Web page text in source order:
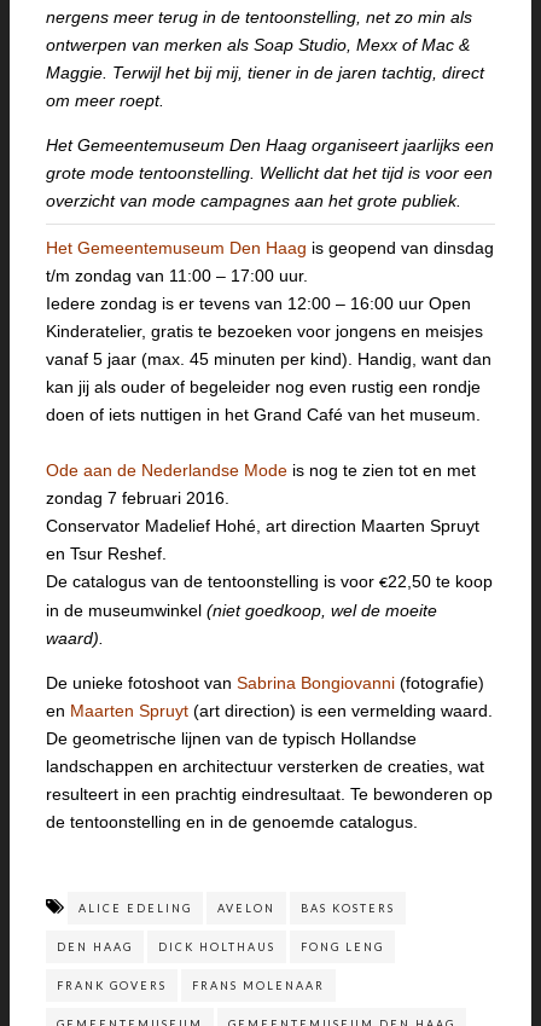
nergens meer terug in de tentoonstelling, net zo min als
ontwerpen van merken als Soap Studio, Mexx of Mac &
Maggie. Terwijl het bij mij, tiener in de jaren tachtig, direct
om meer roept.
Het Gemeentemuseum Den Haag organiseert jaarlijks een
grote mode tentoonstelling. Wellicht dat het tijd is voor een
overzicht van mode campagnes aan het grote publiek.
Het Gemeentemuseum Den Haag is geopend van dinsdag
t/m zondag van 11:00 – 17:00 uur.
Iedere zondag is er tevens van 12:00 – 16:00 uur Open
Kinderatelier, gratis te bezoeken voor jongens en meisjes
vanaf 5 jaar (max. 45 minuten per kind). Handig, want dan
kan jij als ouder of begeleider nog even rustig een rondje
doen of iets nuttigen in het Grand Café van het museum.
Ode aan de Nederlandse Mode is nog te zien tot en met
zondag 7 februari 2016.
Conservator Madelief Hohé, art direction Maarten Spruyt
en Tsur Reshef.
De catalogus van de tentoonstelling is voor €22,50 te koop
in de museumwinkel (niet goedkoop, wel de moeite
waard).
De unieke fotoshoot van Sabrina Bongiovanni (fotografie)
en Maarten Spruyt (art direction) is een vermelding waard.
De geometrische lijnen van de typisch Hollandse
landschappen en architectuur versterken de creaties, wat
resulteert in een prachtig eindresultaat. Te bewonderen op
de tentoonstelling en in de genoemde catalogus.
ALICE EDELING AVELON BAS KOSTERS
DEN HAAG DICK HOLTHAUS FONG LENG
FRANK GOVERS FRANS MOLENAAR